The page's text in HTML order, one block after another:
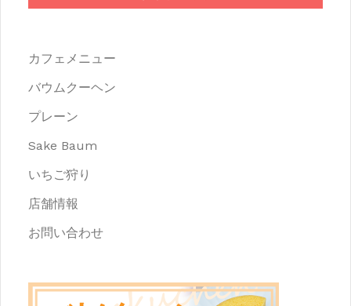
カフェメニュー
バウムクーヘン
プレーン
Sake Baum
いちご狩り
店舗情報
お問い合わせ